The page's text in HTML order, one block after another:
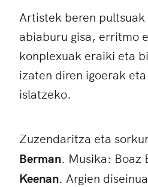
Artistek beren
abiaburu gisa, erritmo
konplexuak eraiki eta
izaten diren igoerak
islatzeko.
Zuzendaritza eta
Berman . Musika: Boaz
Keenan . Argien